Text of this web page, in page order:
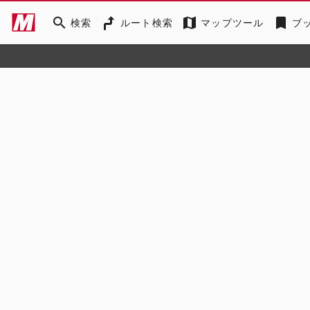
search 検索 ルート検索 map マップツール bookmark ブ